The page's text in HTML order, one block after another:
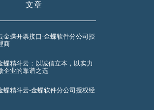
文章
金蝶开票接口-金蝶软件分公司授
商
蝶精斗云：以诚信立本，以实力
企业的靠谱之选
蝶精斗云-金蝶软件分公司授权经